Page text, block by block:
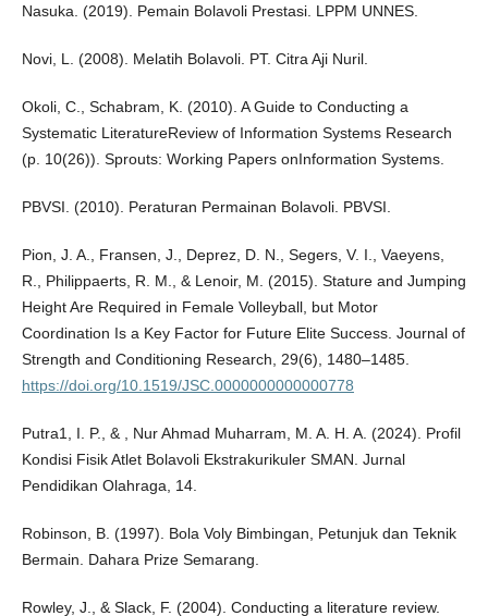
Nasuka. (2019). Pemain Bolavoli Prestasi. LPPM UNNES.
Novi, L. (2008). Melatih Bolavoli. PT. Citra Aji Nuril.
Okoli, C., Schabram, K. (2010). A Guide to Conducting a
Systematic LiteratureReview of Information Systems Research
(p. 10(26)). Sprouts: Working Papers onInformation Systems.
PBVSI. (2010). Peraturan Permainan Bolavoli. PBVSI.
Pion, J. A., Fransen, J., Deprez, D. N., Segers, V. I., Vaeyens,
R., Philippaerts, R. M., & Lenoir, M. (2015). Stature and Jumping
Height Are Required in Female Volleyball, but Motor
Coordination Is a Key Factor for Future Elite Success. Journal of
Strength and Conditioning Research, 29(6), 1480–1485.
https://doi.org/10.1519/JSC.0000000000000778
Putra1, I. P., & , Nur Ahmad Muharram, M. A. H. A. (2024). Profil
Kondisi Fisik Atlet Bolavoli Ekstrakurikuler SMAN. Jurnal
Pendidikan Olahraga, 14.
Robinson, B. (1997). Bola Voly Bimbingan, Petunjuk dan Teknik
Bermain. Dahara Prize Semarang.
Rowley, J., & Slack, F. (2004). Conducting a literature review.